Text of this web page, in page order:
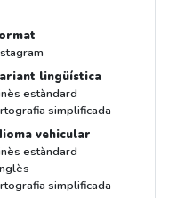
lingüística
estàndard
simplificada
vehicular
estàndard
simplificada